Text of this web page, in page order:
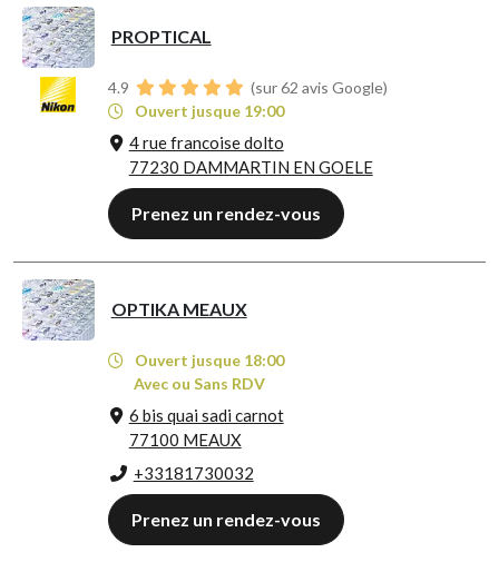
PROPTICAL
4.9
(sur 62 avis Google)
Ouvert jusque 19:00
4 rue francoise dolto
77230 DAMMARTIN EN GOELE
Prenez un rendez-vous
OPTIKA MEAUX
Ouvert jusque 18:00
Avec ou Sans RDV
6 bis quai sadi carnot
77100 MEAUX
+33181730032
Prenez un rendez-vous